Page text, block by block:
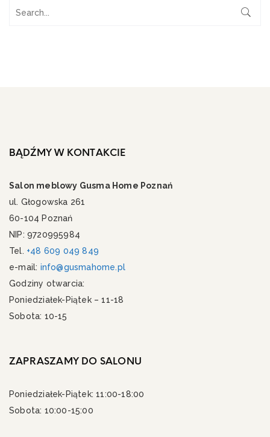
BĄDŹMY W KONTAKCIE
Salon meblowy Gusma Home Poznań
ul. Głogowska 261
60-104 Poznań
NIP: 9720995984
Tel. +48 609 049 849
e-mail: info@gusmahome.pl
Godziny otwarcia:
Poniedziałek-Piątek – 11-18
Sobota: 10-15
ZAPRASZAMY DO SALONU
Poniedziałek-Piątek: 11:00-18:00
Sobota: 10:00-15:00